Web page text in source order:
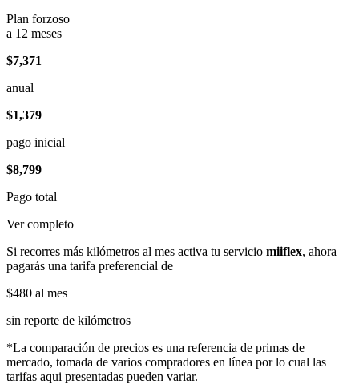
Plan forzoso
a 12 meses
$7,371
anual
$1,379
pago inicial
$8,799
Pago total
Ver completo
Si recorres más kilómetros al mes activa tu servicio miiflex, ahora
pagarás una tarifa preferencial de
$480 al mes
sin reporte de kilómetros
*La comparación de precios es una referencia de primas de
mercado, tomada de varios compradores en línea por lo cual las
tarifas aqui presentadas pueden variar.